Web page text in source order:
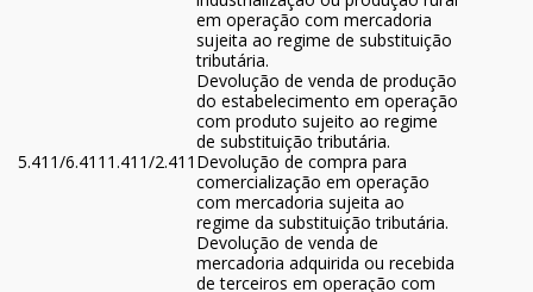
em operação com mercadoria
sujeita ao regime de substituição
tributária.
Devolução de venda de produção
do estabelecimento em operação
com produto sujeito ao regime
de substituição tributária.
5.411/6.411 1.411/2.411 Devolução de compra para
comercialização em operação
com mercadoria sujeita ao
regime da substituição tributária.
Devolução de venda de
mercadoria adquirida ou recebida
de terceiros em operação com